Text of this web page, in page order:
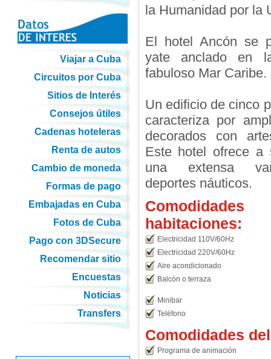
la Humanidad por la
El hotel Ancón se
yate anclado en
fabuloso Mar Caribe.
Un edificio de cinco
caracteriza por
decorados con
Este hotel ofrece a
una extensa
deportes náuticos.
habitaciones:
Electricidad 110V/60Hz
Electricidad 220V/60Hz
Aire acondicionado
Balcón o terraza
Minibar
Teléfono
Comodidades
Programa de animación
Viajar a Cuba
Circuitos por Cuba
Sitios de Interés
Consejos útiles
Cadenas hoteleras
Renta de autos
Cambio de moneda
Formas de pago
Embajadas en Cuba
Fotos de Cuba
Pago con 3DSecure
Recomendar sitio
Encuestas
Noticias
Transfers